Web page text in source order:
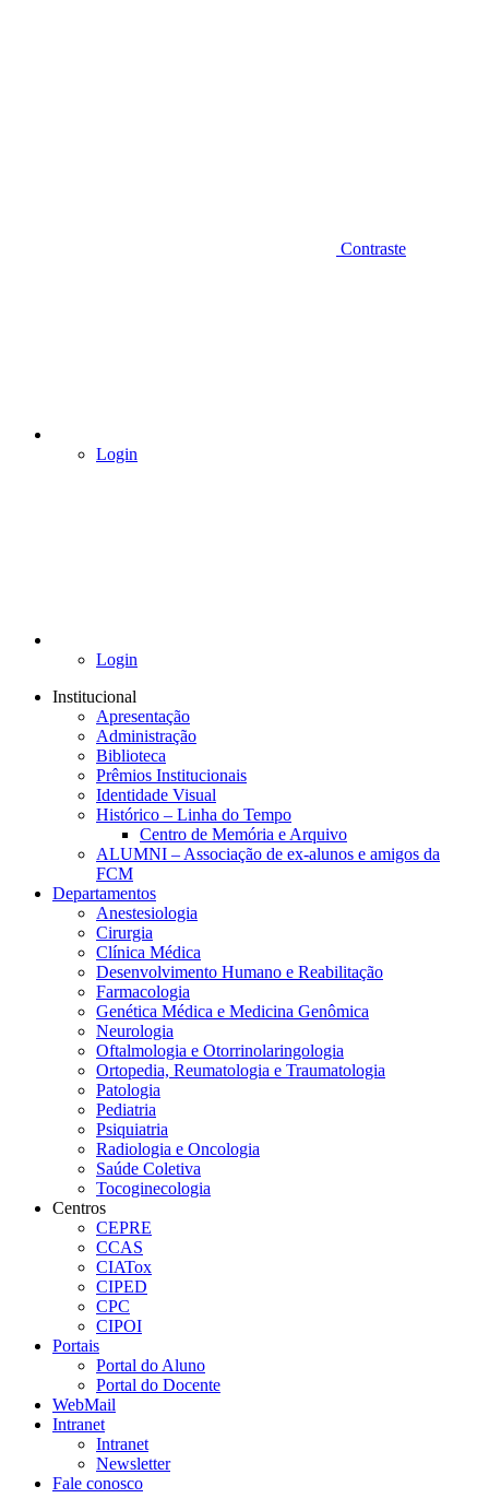
Contraste
Login
Login
Institucional
Apresentação
Administração
Biblioteca
Prêmios Institucionais
Identidade Visual
Histórico – Linha do Tempo
Centro de Memória e Arquivo
ALUMNI – Associação de ex-alunos e amigos da
FCM
Departamentos
Anestesiologia
Cirurgia
Clínica Médica
Desenvolvimento Humano e Reabilitação
Farmacologia
Genética Médica e Medicina Genômica
Neurologia
Oftalmologia e Otorrinolaringologia
Ortopedia, Reumatologia e Traumatologia
Patologia
Pediatria
Psiquiatria
Radiologia e Oncologia
Saúde Coletiva
Tocoginecologia
Centros
CEPRE
CCAS
CIATox
CIPED
CPC
CIPOI
Portais
Portal do Aluno
Portal do Docente
WebMail
Intranet
Intranet
Newsletter
Fale conosco